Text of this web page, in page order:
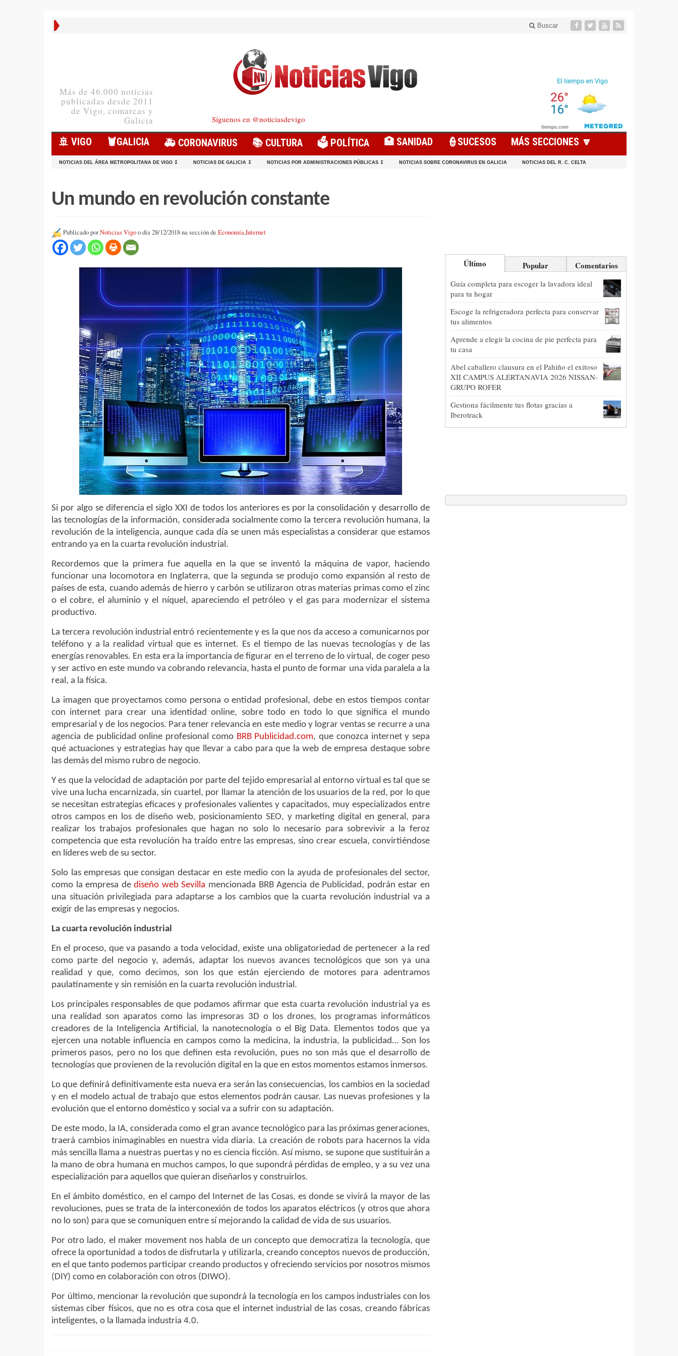
Buscar
Más de 46.000 noticias
publicadas desde 2011
de Vigo, comarcas y
Galicia
Síguenos en @noticiasdevigo
🚢 VIGO 🦞️GALICIA 🚑 CORONAVIRUS 📚 CULTURA 🗳️ POLÍTICA 🏥 SANIDAD 👮SUCESOS MÁS SECCIONES 🔽
NOTICIAS DEL ÁREA METROPOLITANA DE VIGO ↧ NOTICIAS DE GALICIA ↧ NOTICIAS POR ADMINISTRACIONES PÚBLICAS ↧ NOTICIAS SOBRE CORONAVIRUS EN GALICIA NOTICIAS DEL R. C. CELTA
Un mundo en revolución constante
Publicado porNoticias Vigoo día 28/12/2018 na sección de Economía,Internet
Si por algo se diferencia el siglo XXI de todos los anteriores es por la consolidación y desarrollo de
las tecnologías de la información, considerada socialmente como la tercera revolución humana, la
revolución de la inteligencia, aunque cada día se unen más especialistas a considerar que estamos
entrando ya en la cuarta revolución industrial.
Recordemos que la primera fue aquella en la que se inventó la máquina de vapor, haciendo
funcionar una locomotora en Inglaterra, que la segunda se produjo como expansión al resto de
países de esta, cuando además de hierro y carbón se utilizaron otras materias primas como el zinc
o el cobre, el aluminio y el níquel, apareciendo el petróleo y el gas para modernizar el sistema
productivo.
La tercera revolución industrial entró recientemente y es la que nos da acceso a comunicarnos por
teléfono y a la realidad virtual que es internet. Es el tiempo de las nuevas tecnologías y de las
energías renovables. En esta era la importancia de figurar en el terreno de lo virtual, de coger peso
y ser activo en este mundo va cobrando relevancia, hasta el punto de formar una vida paralela a la
real, a la física.
La imagen que proyectamos como persona o entidad profesional, debe en estos tiempos contar
con internet para crear una identidad online, sobre todo en todo lo que significa el mundo
empresarial y de los negocios. Para tener relevancia en este medio y lograr ventas se recurre a una
agencia de publicidad online profesional como BRB Publicidad.com, que conozca internet y sepa
qué actuaciones y estrategias hay que llevar a cabo para que la web de empresa destaque sobre
las demás del mismo rubro de negocio.
Y es que la velocidad de adaptación por parte del tejido empresarial al entorno virtual es tal que se
vive una lucha encarnizada, sin cuartel, por llamar la atención de los usuarios de la red, por lo que
se necesitan estrategias eficaces y profesionales valientes y capacitados, muy especializados entre
otros campos en los de diseño web, posicionamiento SEO, y marketing digital en general, para
realizar los trabajos profesionales que hagan no solo lo necesario para sobrevivir a la feroz
competencia que esta revolución ha traído entre las empresas, sino crear escuela, convirtiéndose
en líderes web de su sector.
Solo las empresas que consigan destacar en este medio con la ayuda de profesionales del sector,
como la empresa dediseño web Sevilla mencionada BRB Agencia de Publicidad, podrán estar en
una situación privilegiada para adaptarse a los cambios que la cuarta revolución industrial va a
exigir de las empresas y negocios.
La cuarta revolución industrial
En el proceso, que va pasando a toda velocidad, existe una obligatoriedad de pertenecer a la red
como parte del negocio y, además, adaptar los nuevos avances tecnológicos que son ya una
realidad y que, como decimos, son los que están ejerciendo de motores para adentramos
paulatinamente y sin remisión en la cuarta revolución industrial.
Los principales responsables de que podamos afirmar que esta cuarta revolución industrial ya es
una realidad son aparatos como las impresoras 3D o los drones, los programas informáticos
creadores de la Inteligencia Artificial, la nanotecnología o el Big Data. Elementos todos que ya
ejercen una notable influencia en campos como la medicina, la industria, la publicidad… Son los
primeros pasos, pero no los que definen esta revolución, pues no son más que el desarrollo de
tecnologías que provienen de la revolución digital en la que en estos momentos estamos inmersos.
Lo que definirá definitivamente esta nueva era serán las consecuencias, los cambios en la sociedad
y en el modelo actual de trabajo que estos elementos podrán causar. Las nuevas profesiones y la
evolución que el entorno doméstico y social va a sufrir con su adaptación.
De este modo, la IA, considerada como el gran avance tecnológico para las próximas generaciones,
traerá cambios inimaginables en nuestra vida diaria. La creación de robots para hacernos la vida
más sencilla llama a nuestras puertas y no es ciencia ficción. Así mismo, se supone que sustituirán a
la mano de obra humana en muchos campos, lo que supondrá pérdidas de empleo, y a su vez una
especialización para aquellos que quieran diseñarlos y construirlos.
En el ámbito doméstico, en el campo del Internet de las Cosas, es donde se vivirá la mayor de las
revoluciones, pues se trata de la interconexión de todos los aparatos eléctricos (y otros que ahora
no lo son) para que se comuniquen entre sí mejorando la calidad de vida de sus usuarios.
Por otro lado, el maker movement nos habla de un concepto que democratiza la tecnología, que
ofrece la oportunidad a todos de disfrutarla y utilizarla, creando conceptos nuevos de producción,
en el que tanto podemos participar creando productos y ofreciendo servicios por nosotros mismos
(DIY) como en colaboración con otros (DIWO).
Por último, mencionar la revolución que supondrá la tecnología en los campos industriales con los
sistemas ciber físicos, que no es otra cosa que el internet industrial de las cosas, creando fábricas
inteligentes, o la llamada industria 4.0.
Último Popular Comentarios
Guía completa para escoger la lavadora ideal
para tu hogar
Escoge la refrigeradora perfecta para conservar
tus alimentos
Aprende a elegir la cocina de pie perfecta para
tu casa
Abel caballero clausura en el Pahiño el exitoso
XII CAMPUS ALERTANAVIA 2026 NISSAN-
GRUPO ROFER
Gestiona fácilmente tus flotas gracias a
Iberotrack